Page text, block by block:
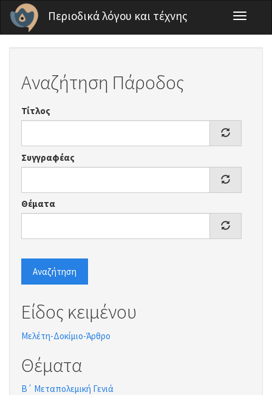
Παράκαμψη προς το κυρίως περιεχόμενο
Περιοδικά λόγου και τέχνης
Toggle
Αναζήτηση Πάροδος
Τίτλος
Συγγραφέας
Θέματα
Αναζήτηση
Είδος κειμένου
Μελέτη-Δοκίμιο-Άρθρο
Θέματα
Β΄ Μεταπολεμική Γενιά